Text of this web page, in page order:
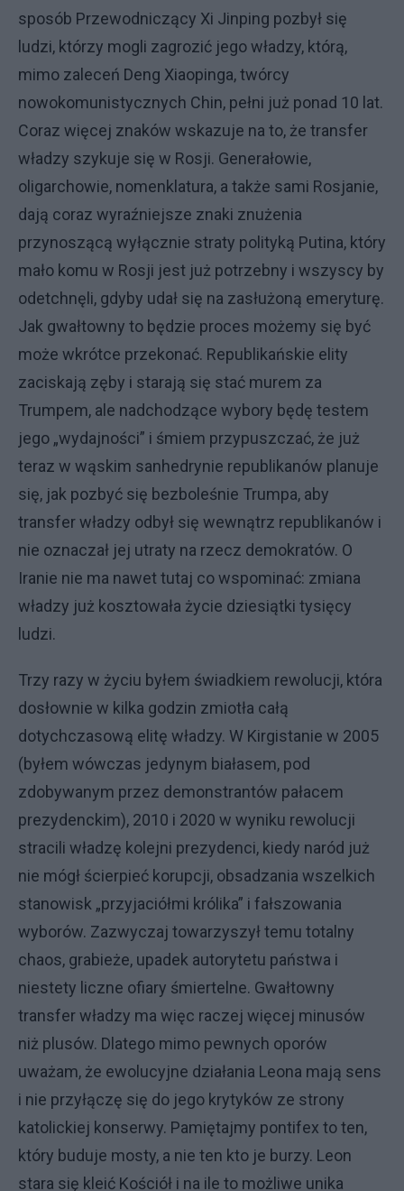
sposób Przewodniczący Xi Jinping pozbył się
ludzi, którzy mogli zagrozić jego władzy, którą,
mimo zaleceń Deng Xiaopinga, twórcy
nowokomunistycznych Chin, pełni już ponad 10 lat.
Coraz więcej znaków wskazuje na to, że transfer
władzy szykuje się w Rosji. Generałowie,
oligarchowie, nomenklatura, a także sami Rosjanie,
dają coraz wyraźniejsze znaki znużenia
przynoszącą wyłącznie straty polityką Putina, który
mało komu w Rosji jest już potrzebny i wszyscy by
odetchnęli, gdyby udał się na zasłużoną emeryturę.
Jak gwałtowny to będzie proces możemy się być
może wkrótce przekonać. Republikańskie elity
zaciskają zęby i starają się stać murem za
Trumpem, ale nadchodzące wybory będę testem
jego „wydajności” i śmiem przypuszczać, że już
teraz w wąskim sanhedrynie republikanów planuje
się, jak pozbyć się bezboleśnie Trumpa, aby
transfer władzy odbył się wewnątrz republikanów i
nie oznaczał jej utraty na rzecz demokratów. O
Iranie nie ma nawet tutaj co wspominać: zmiana
władzy już kosztowała życie dziesiątki tysięcy
ludzi.
Trzy razy w życiu byłem świadkiem rewolucji, która
dosłownie w kilka godzin zmiotła całą
dotychczasową elitę władzy. W Kirgistanie w 2005
(byłem wówczas jedynym białasem, pod
zdobywanym przez demonstrantów pałacem
prezydenckim), 2010 i 2020 w wyniku rewolucji
stracili władzę kolejni prezydenci, kiedy naród już
nie mógł ścierpieć korupcji, obsadzania wszelkich
stanowisk „przyjaciółmi królika” i fałszowania
wyborów. Zazwyczaj towarzyszył temu totalny
chaos, grabieże, upadek autorytetu państwa i
niestety liczne ofiary śmiertelne. Gwałtowny
transfer władzy ma więc raczej więcej minusów
niż plusów. Dlatego mimo pewnych oporów
uważam, że ewolucyjne działania Leona mają sens
i nie przyłączę się do jego krytyków ze strony
katolickiej konserwy. Pamiętajmy pontifex to ten,
który buduje mosty, a nie ten kto je burzy. Leon
stara się kleić Kościół i na ile to możliwe unika